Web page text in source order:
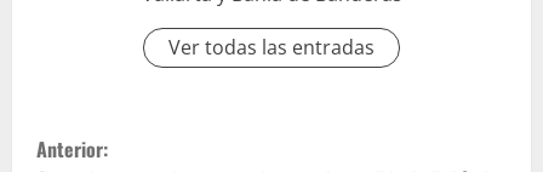
Ver todas las entradas
S
Anterior: